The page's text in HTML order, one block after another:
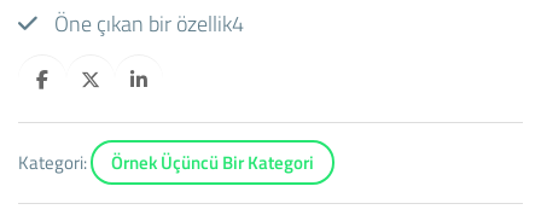
Öne çıkan bir özellik4
Kategori: Örnek Üçüncü Bir Kategori